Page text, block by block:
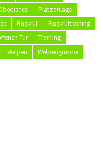
Platzanlage
Rückruf
Rückruftraining
Tür
Training
Welpen
Welpengruppe